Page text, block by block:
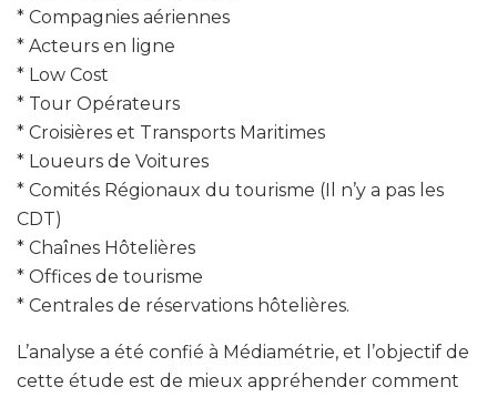
* Compagnies aériennes
* Acteurs en ligne
* Low Cost
* Tour Opérateurs
* Croisières et Transports Maritimes
* Loueurs de Voitures
* Comités Régionaux du tourisme (Il n’y a pas les
CDT)
* Chaînes Hôtelières
* Offices de tourisme
* Centrales de réservations hôtelières.
L’analyse a été confié à Médiamétrie, et l’objectif de
cette étude est de mieux appréhender comment